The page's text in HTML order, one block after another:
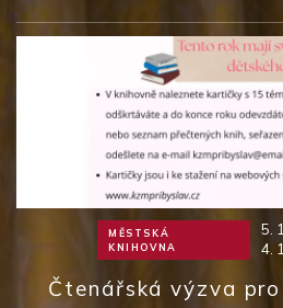
MĚSTSKÁ
KNIHOVNA
5.
4.
Čtenářská výzva